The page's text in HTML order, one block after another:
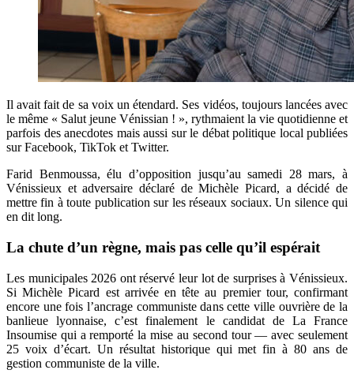
Il avait fait de sa voix un étendard. Ses vidéos, toujours lancées avec
le même « Salut jeune Vénissian ! », rythmaient la vie quotidienne et
parfois des anecdotes mais aussi sur le débat politique local publiées
sur Facebook, TikTok et Twitter.
Farid Benmoussa, élu d’opposition jusqu’au samedi 28 mars, à
Vénissieux et adversaire déclaré de Michèle Picard, a décidé de
mettre fin à toute publication sur les réseaux sociaux. Un silence qui
en dit long.
La chute d’un règne, mais pas celle qu’il espérait
Les municipales 2026 ont réservé leur lot de surprises à Vénissieux.
Si Michèle Picard est arrivée en tête au premier tour, confirmant
encore une fois l’ancrage communiste dans cette ville ouvrière de la
banlieue lyonnaise, c’est finalement le candidat de La France
Insoumise qui a remporté la mise au second tour — avec seulement
25 voix d’écart. Un résultat historique qui met fin à 80 ans de
gestion communiste de la ville.